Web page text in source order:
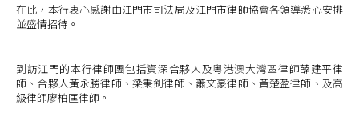
在此，本行衷心感謝由江門市司法局及江門市律師協會各領導悉心安排
並盛情招待。
到訪江門的本行律師團包括資深合夥人及粵港澳大灣區律師薛建平律
師、合夥人黃永勝律師、梁秉釗律師、蕭文豪律師、黃楚盈律師、及高
級律師廖柏匡律師。